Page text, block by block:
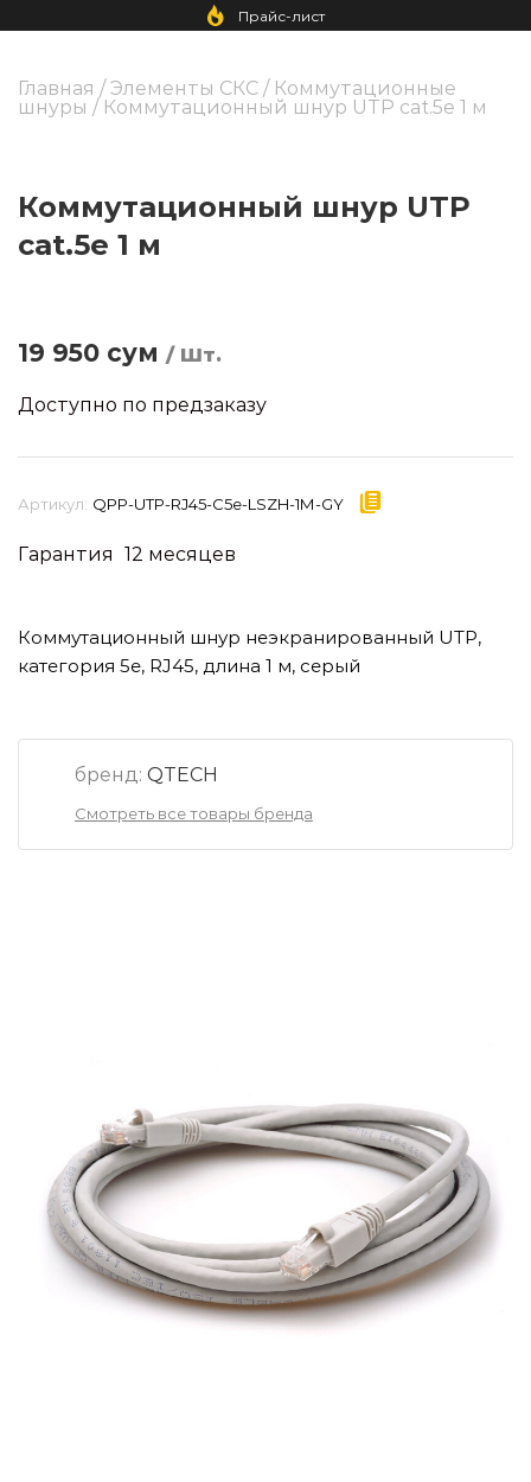
Прайс-лист
Главная /Элементы СКС / Коммутационные
шнуры / Коммутационный шнур UTP cat.5e 1 м
Коммутационный шнур UTP
cat.5e 1 м
19 950 сум / Шт.
Доступно по предзаказу
Артикул: QPP-UTP-RJ45-C5e-LSZH-1М-GY
Гарантия 12 месяцев
Коммутационный шнур неэкранированный UTP,
категория 5е, RJ45, длина 1 м, серый
бренд: QTECH
Смотреть все товары бренда